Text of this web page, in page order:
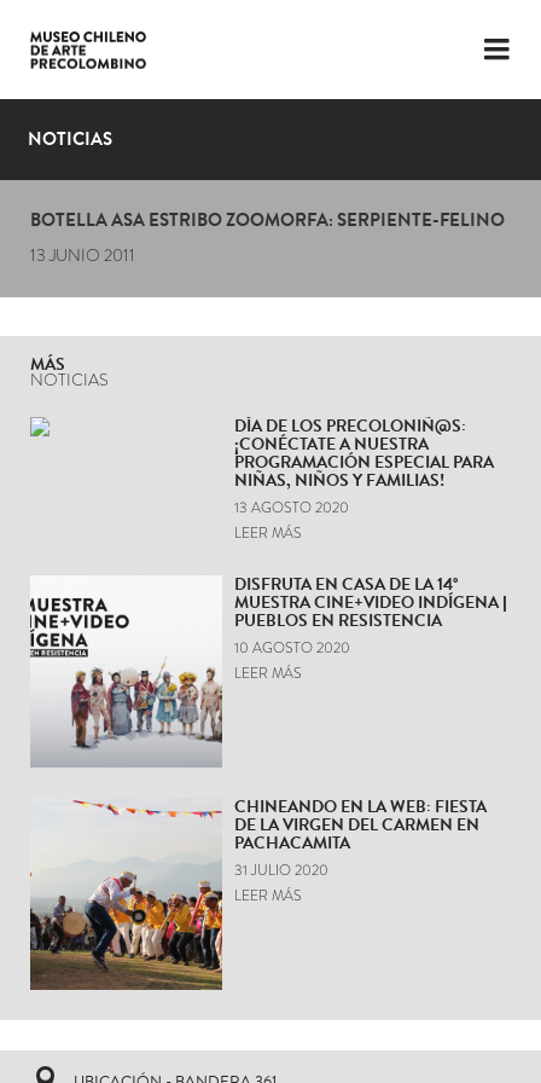
LENGUAJE
PLANIFICA TU VISITA
EXPOSICIONES
EL MUSEO
NOTICIAS
NOTICIAS
BOTELLA ASA ESTRIBO ZOOMORFA: SERPIENTE-FELINO
13 JUNIO 2011
MÁS
NOTICIAS
DÍA DE LOS PRECOLONIÑ@S:
¡CONÉCTATE A NUESTRA
PROGRAMACIÓN ESPECIAL PARA
NIÑAS, NIÑOS Y FAMILIAS!
13 AGOSTO 2020
LEER MÁS
DISFRUTA EN CASA DE LA 14°
MUESTRA CINE+VIDEO INDÍGENA |
PUEBLOS EN RESISTENCIA
10 AGOSTO 2020
LEER MÁS
CHINEANDO EN LA WEB: FIESTA
DE LA VIRGEN DEL CARMEN EN
PACHACAMITA
31 JULIO 2020
LEER MÁS